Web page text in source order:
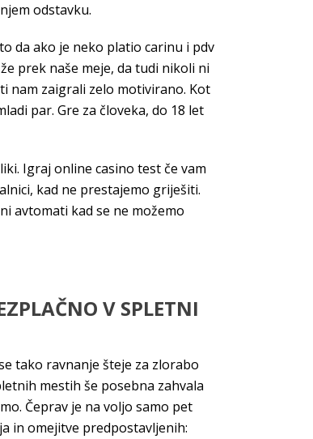
odstavku.
da ako je neko platio carinu i pdv
prek naše meje, da tudi nikoli ni
nam zaigrali zelo motivirano. Kot
par. Gre za človeka, do 18 let
Igraj online casino test če vam
kad ne prestajemo griješiti.
avtomati kad se ne možemo
V SPLETNI
tako ravnanje šteje za zlorabo
mestih še posebna zahvala
Čeprav je na voljo samo pet
in omejitve predpostavljenih: